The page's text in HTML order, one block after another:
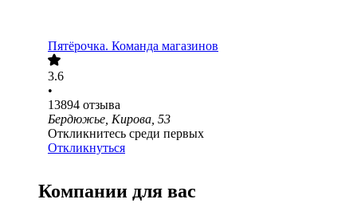
Пятёрочка. Команда магазинов
3.6
•
13894 отзыва
Бердюжье, Кирова, 53
Откликнитесь среди первых
Откликнуться
Компании для вас